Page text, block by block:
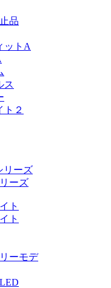
品
ットA
ス
ト２
リーズ
ーズ
ト
ト
ーモデ